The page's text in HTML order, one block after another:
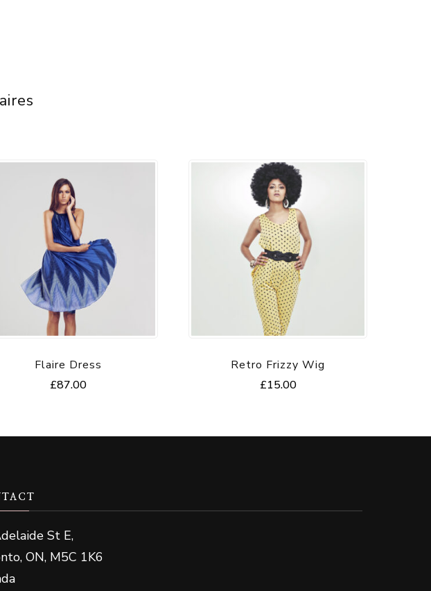
Flaire Dress
£87.00
Retro Frizzy Wig
£15.00
St E,
ON, M5C 1K6